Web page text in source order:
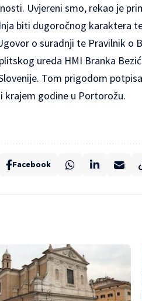
Uvjereni smo, rekao je
biti dugoročnog karaktera
o suradnji te Pravilnik o
ureda HMI Branka
Tom prigodom
krajem godine u Portorožu.
Facebook